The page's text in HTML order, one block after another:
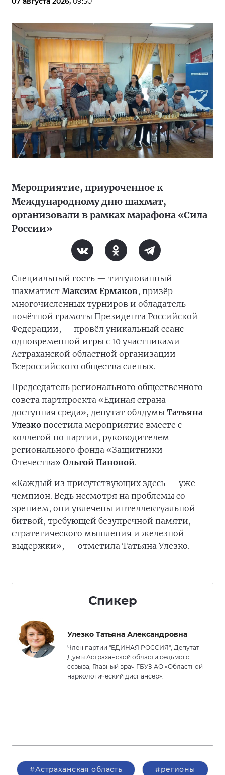
Мероприятие, приуроченное к
Международному дню шахмат,
организовали в рамках марафона «Сила
России»
Специальный гость — титулованный
шахматист Максим Ермаков, призёр
многочисленных турниров и обладатель
почётной грамоты Президента Российской
Федерации, – провёл уникальный сеанс
одновременной игры с 10 участниками
Астраханской областной организации
Всероссийского общества слепых.
Председатель регионального общественного
совета партпроекта «Единая страна —
доступная среда», депутат облдумы Татьяна
Улезко посетила мероприятие вместе с
коллегой по партии, руководителем
регионального фонда «Защитники
Отечества» Ольгой Пановой.
«Каждый из присутствующих здесь — уже
чемпион. Ведь несмотря на проблемы со
зрением, они увлечены интеллектуальной
битвой, требующей безупречной памяти,
стратегического мышления и железной
выдержки», — отметила Татьяна Улезко.
Спикер
Улезко Татьяна Александровна
Член партии "ЕДИНАЯ РОССИЯ"; Депутат
Думы Астраханской области седьмого
созыва; Главный врач ГБУЗ АО «Областной
наркологический диспансер».
#Астраханская область #регионы